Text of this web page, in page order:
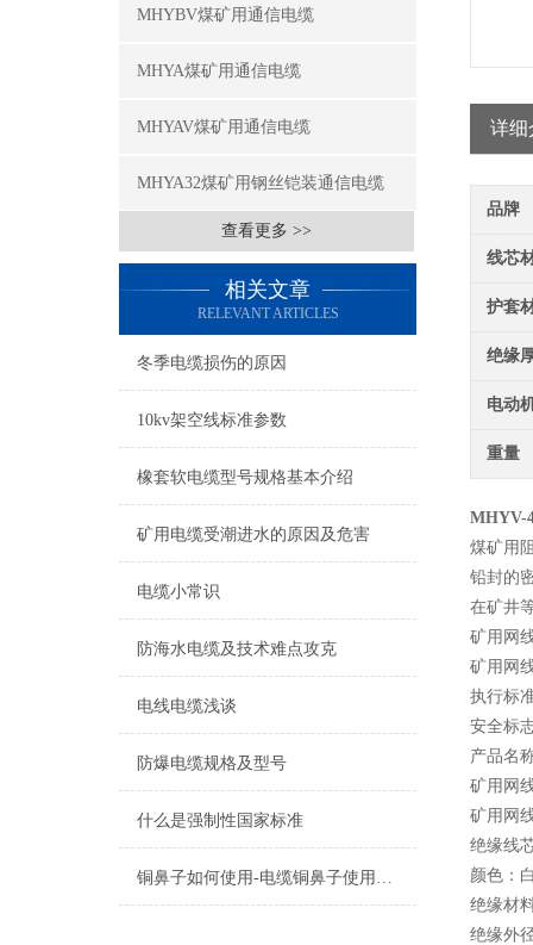
MHYBV煤矿用通信电缆
MHYA煤矿用通信电缆
MHYAV煤矿用通信电缆
MHYA32煤矿用钢丝铠装通信电缆
查看更多 >>
相关文章
RELEVANT ARTICLES
冬季电缆损伤的原因
10kv架空线标准参数
橡套软电缆型号规格基本介绍
矿用电缆受潮进水的原因及危害
电缆小常识
防海水电缆及技术难点攻克
电线电缆浅谈
防爆电缆规格及型号
什么是强制性国家标准
铜鼻子如何使用-电缆铜鼻子使用操作
详细
品牌
线芯
护套
绝缘
电动
重量
MHYV-
煤矿用
铅封的
在矿井
矿用网
矿用网
执行标
安全标
产品名
矿用网
矿用网
绝缘线
颜色：
绝缘材
绝缘外